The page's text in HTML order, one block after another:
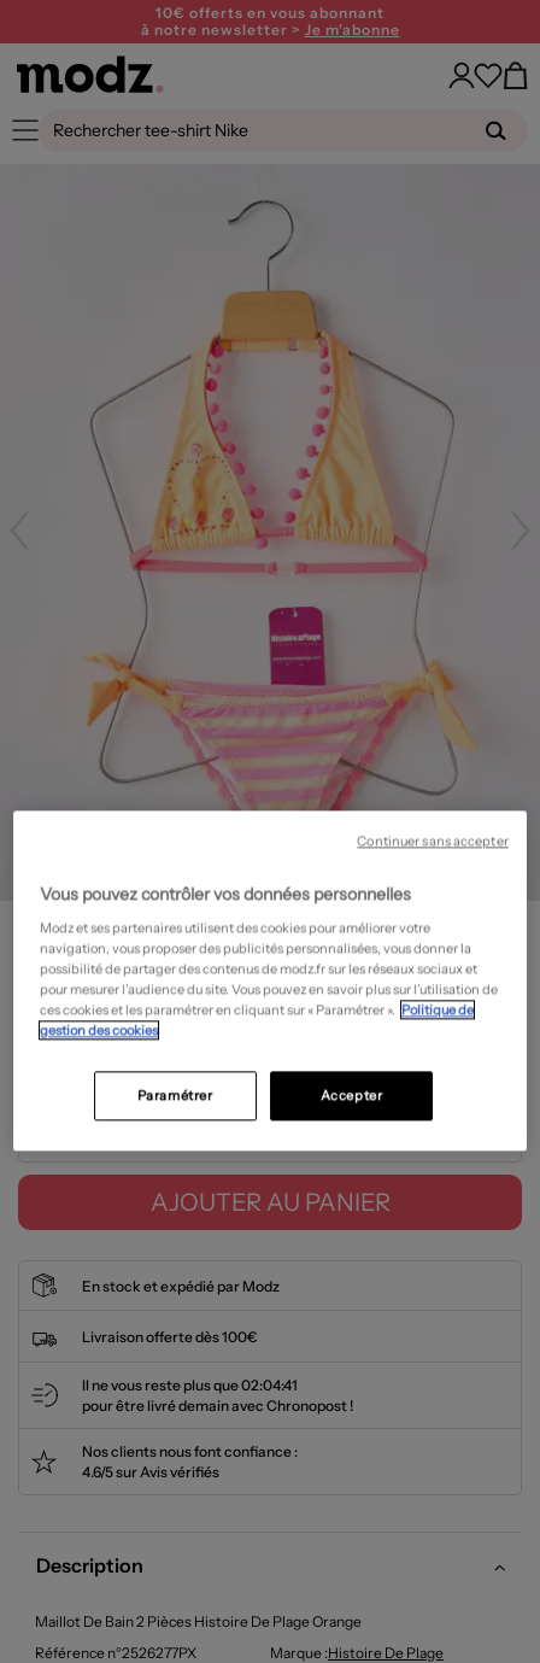
10€ offerts en vous abonnant
à notre newsletter > Je m'abonne
HISTOIRE DE PLAGE
Maillot de bain 2 pièces - Imprimé fantaisie- Outlet
12,60€
Prix boutique : 42,00€
Guide des tailles
AJOUTER AU PANIER
En stock et expédié par Modz
Livraison offerte dès 100€
Il ne vous reste plus que02:04:41
pour être livré demain avec Chronopost !
Nos clients nous font confiance :
4.6/5 sur Avis vérifiés
Description
Maillot De Bain 2 Pièces Histoire De Plage Orange
Référence n°2526277PX
Marque :Histoire De Plage
Vous pouvez contrôler vos données personnelles
Modz et ses partenaires utilisent des cookies pour améliorer votre
navigation, vous proposer des publicités personnalisées, vous donner la
possibilité de partager des contenus de modz.fr sur les réseaux sociaux et
pour mesurer l’audience du site. Vous pouvez en savoir plus sur l’utilisation de
ces cookies et les paramétrer en cliquant sur « Paramétrer ». Politique de
gestion des cookies
Accepter
Paramétrer
Continuer sans accepter